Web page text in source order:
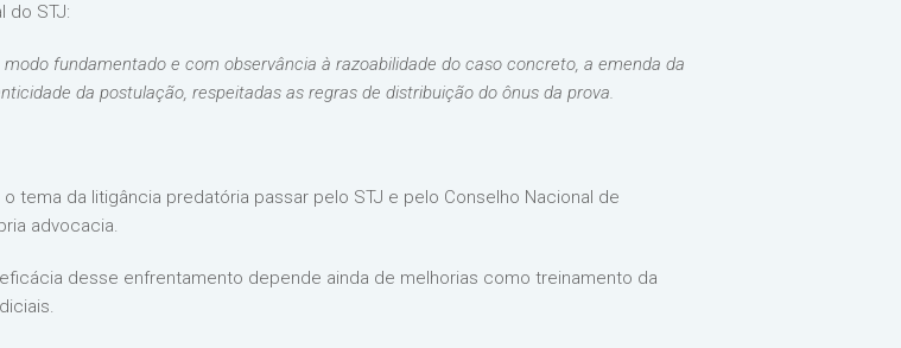
do STJ:
fundamentado e com observância à razoabilidade do caso concreto, a emenda da
da postulação, respeitadas as regras de distribuição do ônus da prova.
tema da litigância predatória passar pelo STJ e pelo Conselho Nacional de
advocacia.
desse enfrentamento depende ainda de melhorias como treinamento da